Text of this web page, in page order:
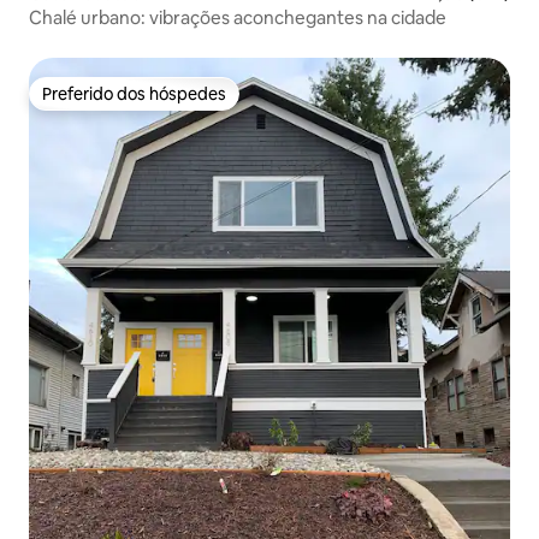
Chalé urbano: vibrações aconchegantes na cidade
Preferido dos hóspedes
Preferido dos hóspedes